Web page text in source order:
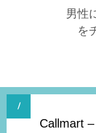
男性
を
Callmart